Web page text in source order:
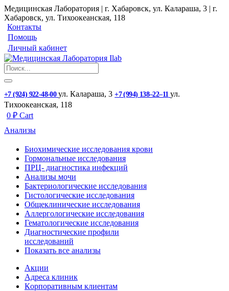
Медицинская Лаборатория | г. Хабаровск, ул. Калараша, 3 | г.
Хабаровск, ул. ​Тихоокеанская, 118
Контакты
Помощь
Личный кабинет
+7 (924) 922-48-00 ул. ​Калараша, 3 +7 (994) 138‒22‒11 ул. ​
Тихоокеанская, 118
0 ₽ Cart
Анализы
Биохимические исследования крови
Гормональные исследования
ПРЦ- диагностика инфекций
Анализы мочи
Бактериологические исследования
Гистологические исследования
Общеклинические исследования
Аллергологические исследования
Гематологические исследования
Диагностические профили
исследований
Показать все анализы
Акции
Адреса клиник
Кoрпоративным клиентам